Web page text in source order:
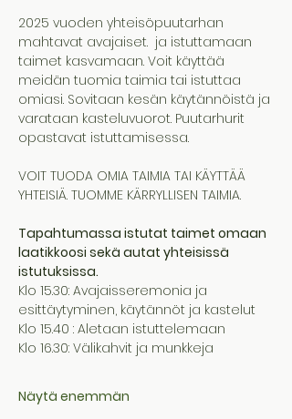
2025 vuoden yhteisöpuutarhan
mahtavat avajaiset.  ja istuttamaan
taimet kasvamaan. Voit käyttää
meidän tuomia taimia tai istuttaa
omiasi. Sovitaan kesän käytännöistä ja
varataan kasteluvuorot. Puutarhurit
opastavat istuttamisessa.
VOIT TUODA OMIA TAIMIA TAI KÄYTTÄÄ
YHTEISIÄ. TUOMME KÄRRYLLISEN TAIMIA.
Tapahtumassa istutat taimet omaan
laatikkoosi sekä autat yhteisissä
istutuksissa.
Klo 15.30: Avajaisseremonia ja
esittäytyminen, käytännöt ja kastelut
Klo 15.40 : Aletaan istuttelemaan
Klo 16.30: Välikahvit ja munkkeja
Näytä enemmän